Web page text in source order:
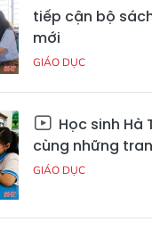
tiếp cận bộ
mới
GIÁO DỤC
Học sinh Hà
cùng những
GIÁO DỤC